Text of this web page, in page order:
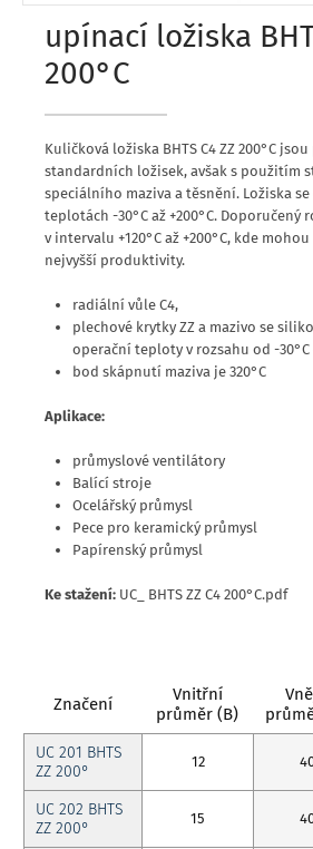
upínací ložiska
200°C
Kuličková ložiska BHTS C4 ZZ 200°C
standardních ložisek, avšak s použitím
speciálního maziva a těsnění. Ložiska
teplotách -30°C až +200°C. Doporučený
v intervalu +120°C až +200°C, kde
nejvyšší produktivity.
radiální vůle C4,
plechové krytky ZZ a mazivo se
operační teploty v rozsahu od -30°C
bod skápnutí maziva je 320°C
Aplikace:
průmyslové ventilátory
Balící stroje
Ocelářský průmysl
Pece pro keramický průmysl
Papírenský průmysl
Ke stažení: UC_ BHTS ZZ C4 200°C.pdf
Značení
Vnitřní
průměr (B)
UC 201 BHTS
ZZ 200°
12
UC 202 BHTS
ZZ 200°
15